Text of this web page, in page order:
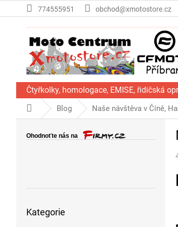
na
774555951 obchod@xmotostore.cz
Čtyřkolky, homologace, EMISE, řidičská
Domů Blog Naše návštěva v Číně,
kategorie
Kategorie